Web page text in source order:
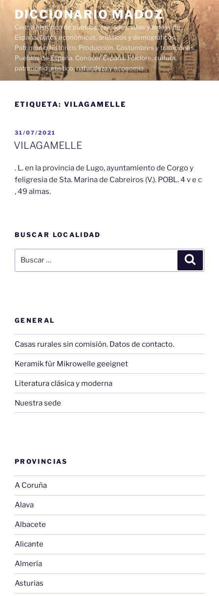
contenido
DICCIONARIO MADOZ
Censo histórico de pueblos, ciudades, villas y aldeas de
España. Datos económicos, artísticos y demográficos.
Patrimonio histórico. Producción. Costumbres y tradiciones.
Pueblos de España. Conocer España. Folclore, cultura,
patrimonio artístico, naturaleza y economía.
ETIQUETA: VILAGAMELLE
PUBLICADO
EL
31/07/2021
VILAGAMELLE
. L. en la provincia de Lugo, ayuntamiento de Corgo y
feligresia de Sta. Marina de Cabreiros (V.). POBL. 4 v e c
, 49 almas.
BUSCAR LOCALIDAD
por:
GENERAL
Casas rurales sin comisión. Datos de contacto.
Keramik für Mikrowelle geeignet
Literatura clásica y moderna
Nuestra sede
PROVINCIAS
A Coruña
Alava
Albacete
Alicante
Almería
Asturias